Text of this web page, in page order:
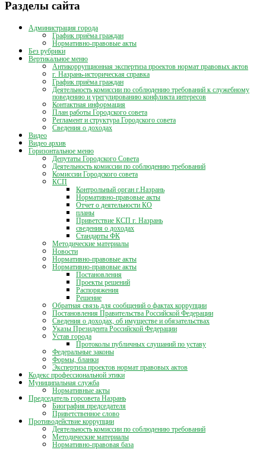
Разделы сайта
Администрация города
График приёма граждан
Нормативно-правовые акты
Без рубрики
Вертикальное меню
Антикоррупционная экспертиза проектов нормат правовых актов
г. Назрань-историческая справка
График приёма граждан
Деятельность комиссии по соблюдению требований к служебному
поведению и урегулированию конфликта интересов
Контактная информация
План работы Городского совета
Регламент и структура Городского совета
Сведения о доходах
Видео
Видео архив
Горизонтальное меню
Депутаты Городского Совета
Деятельность комиссии по соблюдению требований
Комиссии Городского совета
КСП
Контрольный орган г.Назрань
Нормативно-правовые акты
Отчет о деятельности КО
планы
Приветствие КСП г. Назрань
сведения о доходах
Стандарты ФК
Методические материалы
Новости
Нормативно-правовые акты
Нормативно-правовые акты
Постановления
Проекты решений
Распоряжения
Решение
Обратная связь для сообщений о фактах коррупции
Постановления Правительства Российской Федерации
Сведения о доходах, об имуществе и обязательствах
Указы Президента Российской Федерации
Устав города
Протоколы публичных слушаний по уставу
Федеральные законы
Формы, бланки
Экспертиза проектов нормат правовых актов
Кодекс профессиональной этики
Муниципальная служба
Нормативные акты
Председатель горсовета Назрань
Биография председателя
Приветственное слово
Противодействие коррупции
Деятельность комиссии по соблюдению требований
Методические материалы
Нормативно-правовая база